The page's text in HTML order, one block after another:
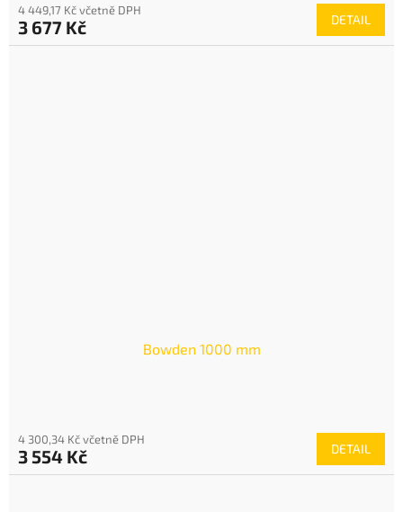
4 449,17 Kč včetně DPH
3 677 Kč DETAIL
Bowden 1000 mm
4 300,34 Kč včetně DPH
3 554 Kč DETAIL